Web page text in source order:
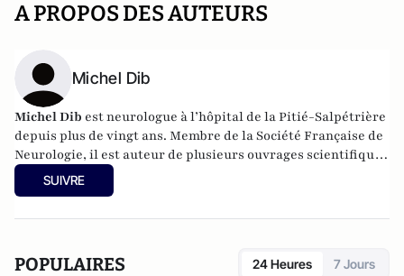
A PROPOS DES AUTEURS
Michel Dib
Michel Dib est neurologue à l’hôpital de la Pitié-Salpétrière
depuis plus de vingt ans. Membre de la Société Française de
Neurologie, il est auteur de plusieurs ouvrages scientifiques
et destinés au grand public, notamment
migraineaux Editions du Huitième Jour.
SUIVRE
POPULAIRES 24 Heures 7 Jours